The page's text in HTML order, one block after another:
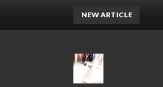
NEW ARTICLE